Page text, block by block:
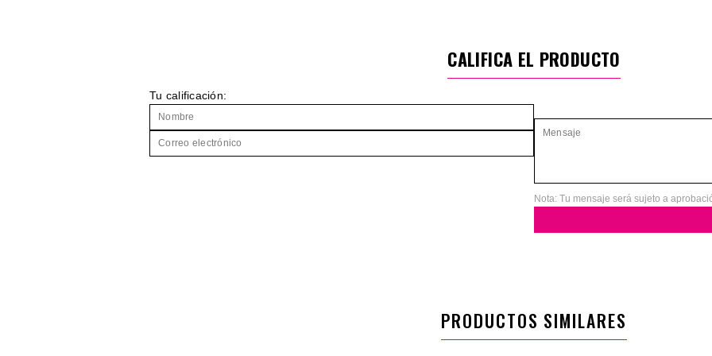
CALIFICA EL PRODUCTO
Tu calificación:
Nota: Tu mensaje será sujeto a
PRODUCTOS SIMILARES